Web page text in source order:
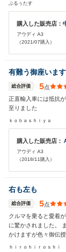
ぶるぅたす
購入した販売店：
アウディ A3
（2021/07購入）
有難う御座います
総合評価 5点
正直輸入車には抵抗
至りました
ｋｏｂａｓｈｉｙａ
購入した販売店：
アウディ A3
（2018/11購入）
右も左も
総合評価 5点
クルマを乗ると愛着
に驚かされました。
かけますが色々御伝
ｈｉｒｏｈｉｒｏｓｈｉ